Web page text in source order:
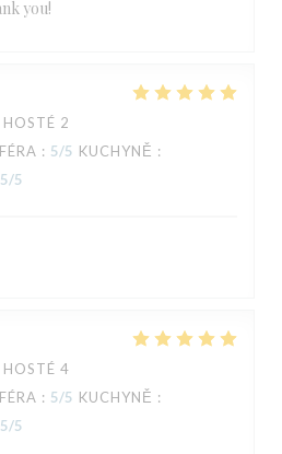
you!
2
: 5/5 KUCHYNĚ :
5/5
4
: 5/5 KUCHYNĚ :
5/5